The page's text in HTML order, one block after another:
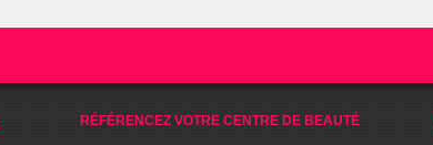
RÉFÉRENCEZ VOTRE CENTRE DE BEAUTÉ